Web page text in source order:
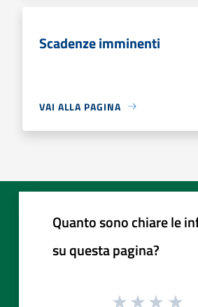
Scadenze imminenti
VAI ALLA PAGINA
Quanto sono chiare le
su questa pagina?